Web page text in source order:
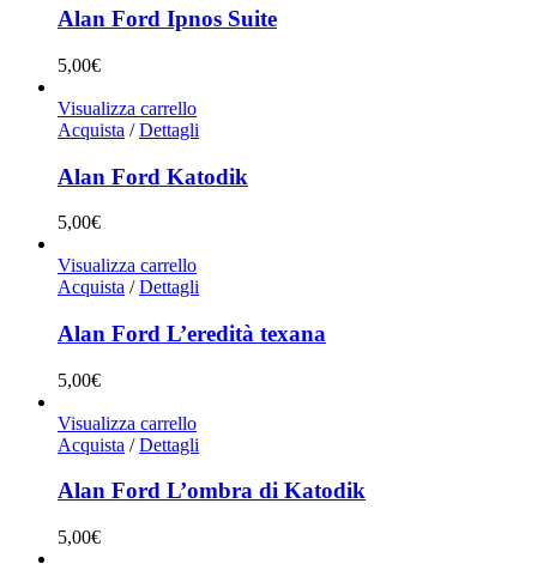
Alan Ford Ipnos Suite
5,00€
Visualizza carrello
Acquista / Dettagli
Alan Ford Katodik
5,00€
Visualizza carrello
Acquista / Dettagli
Alan Ford L’eredità texana
5,00€
Visualizza carrello
Acquista / Dettagli
Alan Ford L’ombra di Katodik
5,00€